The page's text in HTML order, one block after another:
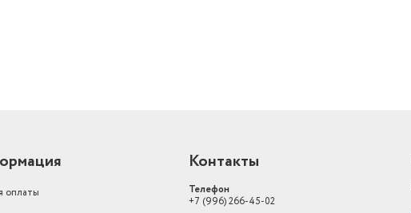
оплаты
Контакты
Телефон
+7 (996) 266-45-02